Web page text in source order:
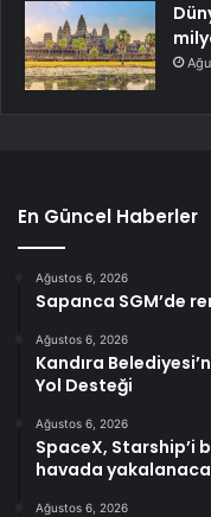
En Güncel Haberler
Ağustos 6, 2026
Sapanca SGM’de
Ağustos 6, 2026
Kandıra
Yol Desteği
Ağustos 6, 2026
SpaceX, Starship’i
havada
Ağustos 6, 2026